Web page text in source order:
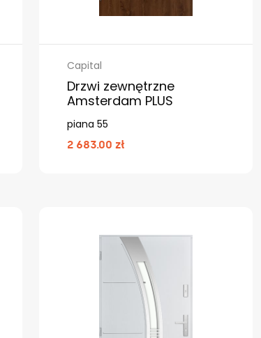
Capital
Drzwi zewnętrzne
Amsterdam PLUS
piana 55
2 683.00 zł